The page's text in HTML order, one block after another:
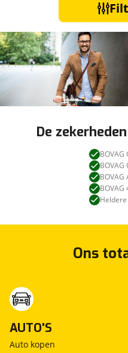
De
BOVAG
BOVAG
BOVAG
BOVAG
Ons
AUTO'S
Auto kopen